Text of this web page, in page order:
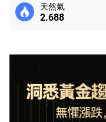
天然氣
2.688